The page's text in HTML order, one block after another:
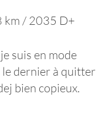
/ 2035 D+
suis en mode
dernier à quitter
bien copieux.